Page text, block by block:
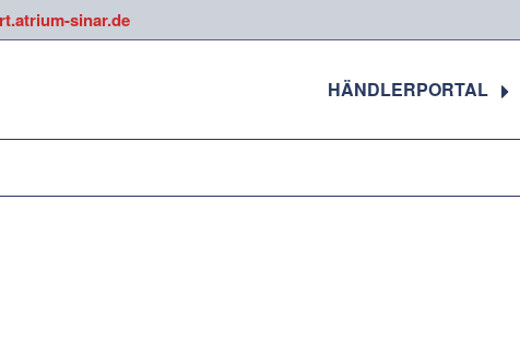
sinar.de
HÄNDLERPORTAL